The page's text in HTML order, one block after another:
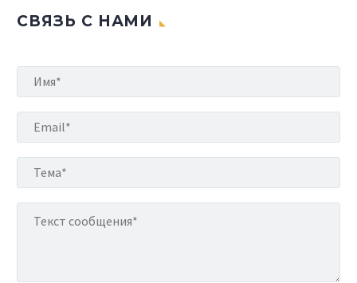
СВЯЗЬ С НАМИ